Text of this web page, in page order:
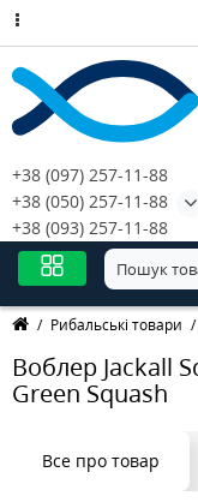
+38 (097) 257-11-88
+38 (050) 257-11-88
+38 (093) 257-11-88
Рибальські товари
Воблер Jackall
Green Squash
Все про товар